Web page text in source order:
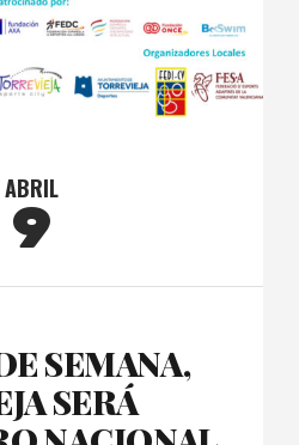
ABRIL
9
SEMANA,
SERÁ